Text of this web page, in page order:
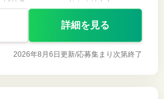
詳細を見る
2026年8月6日更新/応募集まり次第終了